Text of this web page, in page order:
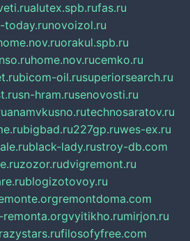
alutex.spb.rufas.ru
today.runovoizol.ru
orakul.spb.ru
home.nov.rucemko.ru
bicom-oil.rusuperiorsearch.ru
sn-hram.rusenovosti.ru
anamvkusno.rutechnosaratov.ru
bigbad.ru227gp.ruwes-ex.ru
black-lady.rustroy-db.com
zozor.rudvigremont.ru
blogizotovoy.ru
remontdoma.com
vyitikho.rumirjon.ru
filosofyfree.com